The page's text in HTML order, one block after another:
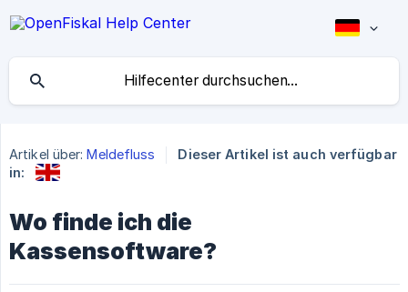
Artikel über: Meldefluss
Dieser Artikel ist auch verfügbar
in:
Wo finde ich die
Kassensoftware?